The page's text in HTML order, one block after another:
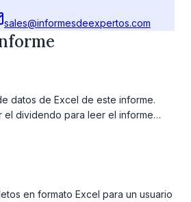
sales@informesdeexpertos.com
datos de Excel de este informe.
el dividendo para leer el informe
en formato Excel para un usuario